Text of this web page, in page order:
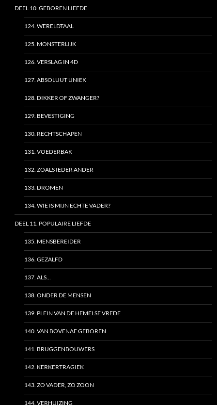
DEEL 10. GEBOREN LIEFDE
124. WERELDTAAL
125. MONSTERLIJK
126. VERSLAG IN 4D
127. ABSOLUUT UNIEK
128. DIKKER OF ZWANGER?
129. BEVESTIGING
130. RECHTSCHAPEN
131. VOEDERBAK
132. ZOALS IEDER ANDER
133. DROMEN
134. WIE IS MIJN ECHTE VADER?
DEEL 11. POPULAIRE LIEFDE
135. MENSBEREIDER
136. GEZALFD
137. ALS…
138. ONDER DE MENSEN
139. PLEIN VAN DE HEMELSE VREDE
140. VAN BOVENAF GEBOREN
141. BRUGGENBOUWERS
142. KERKERTRAGIEK
143. ZO VADER, ZO ZOON
144. VERHUIZING